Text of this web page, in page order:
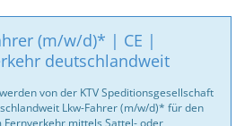
(m/w/d)* | CE |
deutschlandweit
von der KTV Speditionsgesellschaft
Lkw-Fahrer (m/w/d)* für den
Fernverkehr mittels Sattel- oder